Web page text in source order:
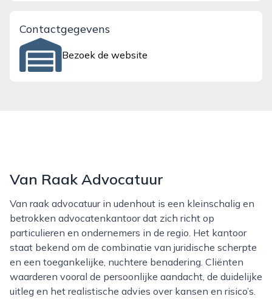
Contactgegevens
Bezoek de website
Van Raak Advocatuur
Van raak advocatuur in udenhout is een kleinschalig en
betrokken advocatenkantoor dat zich richt op
particulieren en ondernemers in de regio. Het kantoor
staat bekend om de combinatie van juridische scherpte
en een toegankelijke, nuchtere benadering. Cliënten
waarderen vooral de persoonlijke aandacht, de duidelijke
uitleg en het realistische advies over kansen en risico’s.